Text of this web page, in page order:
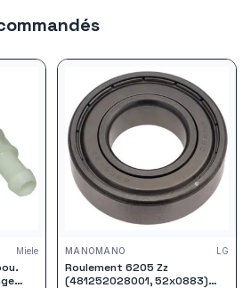
Miele MANOMANO LG
Roulement 6205 Zz
(481252028001, 52x0883)